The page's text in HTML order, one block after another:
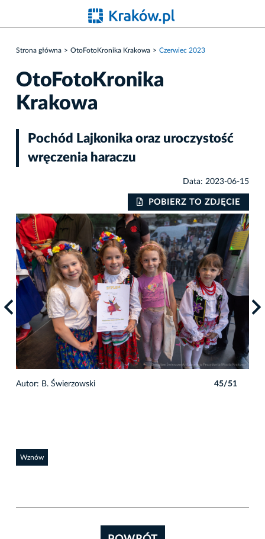
Strona główna OtoFotoKronika Krakowa Czerwiec 2023
OtoFotoKronika
Krakowa
Pochód Lajkonika oraz uroczystość
wręczenia haraczu
Data: 2023-06-15
POBIERZ TO ZDJĘCIE
Autor: B. Świerzowski 45/51
Wznów